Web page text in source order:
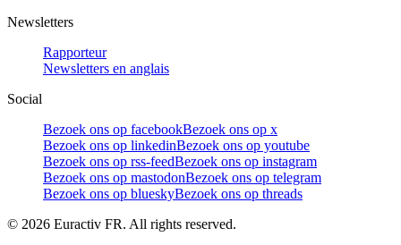
Newsletters
Rapporteur
Newsletters en anglais
Social
Bezoek ons op facebookBezoek ons op x
Bezoek ons op linkedinBezoek ons op youtube
Bezoek ons op rss-feedBezoek ons op instagram
Bezoek ons op mastodonBezoek ons op telegram
Bezoek ons op blueskyBezoek ons op threads
© 2026 Euractiv FR. All rights reserved.